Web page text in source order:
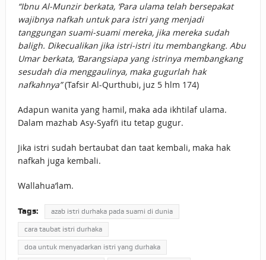
“Ibnu Al-Munzir berkata, ‘Para ulama telah bersepakat
wajibnya nafkah untuk para istri yang menjadi
tanggungan suami-suami mereka, jika mereka sudah
baligh. Dikecualikan jika istri-istri itu membangkang. Abu
Umar berkata, ‘Barangsiapa yang istrinya membangkang
sesudah dia menggaulinya, maka gugurlah hak
nafkahnya”(Tafsir Al-Qurthubi, juz 5 hlm 174)
Adapun wanita yang hamil, maka ada ikhtilaf ulama.
Dalam mazhab Asy-Syafi’i itu tetap gugur.
Jika istri sudah bertaubat dan taat kembali, maka hak
nafkah juga kembali.
Wallahua’lam.
Tags: azab istri durhaka pada suami di dunia
cara taubat istri durhaka
doa untuk menyadarkan istri yang durhaka